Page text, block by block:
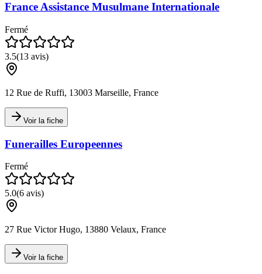
France Assistance Musulmane Internationale
Fermé
3.5(13 avis)
12 Rue de Ruffi, 13003 Marseille, France
Voir la fiche
Funerailles Europeennes
Fermé
5.0(6 avis)
27 Rue Victor Hugo, 13880 Velaux, France
Voir la fiche